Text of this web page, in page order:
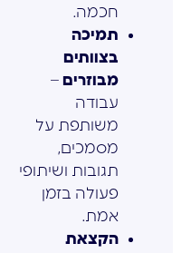
חכמה.
תמיכה
בצוותים
מבוזרים –
עבודה
משותפת על
מסמכים,
תגובות ושיתופי
פעולה בזמן
אמת.
הקצאת